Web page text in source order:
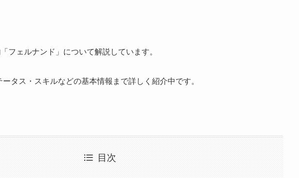
フェルナンド」について解説しています。
タス・スキルなどの基本情報まで詳しく紹介中です。
目次